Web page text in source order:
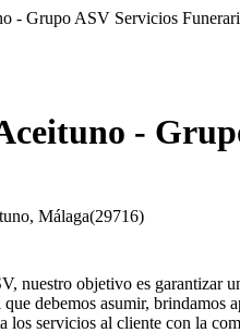
- Grupo ASV Servicios
-
, Málaga(29716)
objetivo es garantizar
debemos asumir, brindamos
servicios al cliente con la